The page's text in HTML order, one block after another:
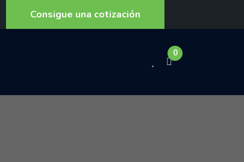
Consigue una cotización
0